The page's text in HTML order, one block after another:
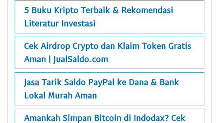
5 Buku Kripto Terbaik & Rekomendasi
Literatur Investasi
Cek Airdrop Crypto dan Klaim Token Gratis
Aman | JualSaldo.com
Jasa Tarik Saldo PayPal ke Dana & Bank
Lokal Murah Aman
Amankah Simpan Bitcoin di Indodax? Cek